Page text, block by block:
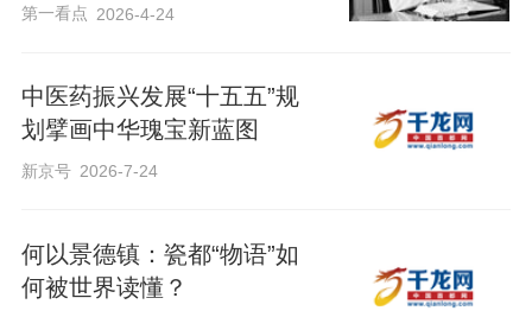
第一看点 2026-4-24
中医药振兴发展“十五五”规
划擘画中华瑰宝新蓝图
新京号 2026-7-24
何以景德镇：瓷都“物语”如
何被世界读懂？